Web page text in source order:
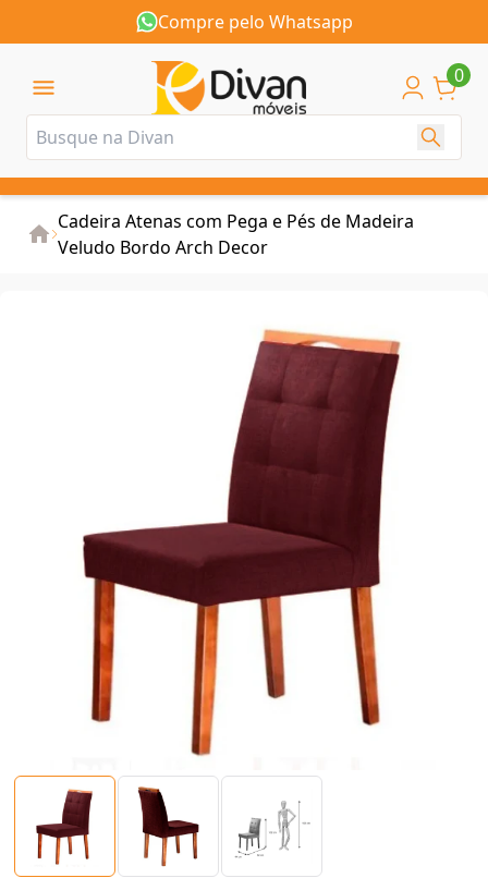
Compre pelo Whatsapp
0
Cadeira Atenas com Pega e Pés de Madeira
Veludo Bordo Arch Decor